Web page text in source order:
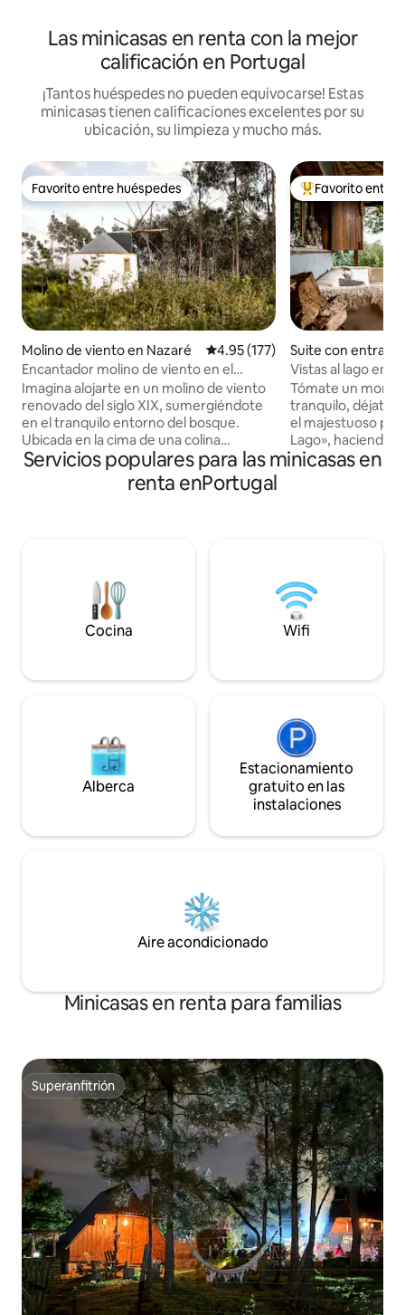
Las minicasas en renta con la mejor
calificación en Portugal
¡Tantos huéspedes no pueden equivocarse! Estas
minicasas tienen calificaciones excelentes por su
ubicación, su limpieza y mucho más.
Favorito entre huéspedes
Favorito entre huéspedes
Molino de viento en Nazaré Calificación promedio: 4.95 de
4.95 (177)
Encantador molino de viento en el
bosque, a 10 minutos de la playa
Imagina alojarte en un molino de viento
renovado del siglo XIX, sumergiéndote
en el tranquilo entorno del bosque.
Ubicada en la cima de una colina
boscosa, la ubicación del molino de
viento te permite disfrutar de los
senderos adyacentes y bañarte en la
pueblo de pescadores, conocido por las
olas más grandes del mundo, la
pintoresca ciudad portuaria de Sao
Martinho y el pueblo medieval de
De los mejores
Favorito entre
Suite con entrada
ente en
Clara-a-Velha
Vistas al lago en
Tómate un
tranquilo, déjate
el majestuoso
Lago», haciendo
de estar a un
Despertarse aquí
experiencia
de la mañana te
Servicios populares para las minicasas en
renta enPortugal
Cocina Wifi
Alberca
Estacionamiento
gratuito en las
instalaciones
Aire acondicionado
Minicasas en renta para familias
Superanfitrión
Superanfitrión